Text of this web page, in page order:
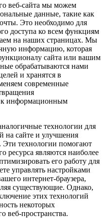
веб-сайта мы можем
данные, такие как
Это необходимо для
доступа ко всем функциям
на наших страницах. Мы
информацию, которая
сайта или вашим
обрабатываются нами
и хранятся в
современные
к информационным
технологии для
на сайте и улучшения
Эти технологии помогают
ресурса являются наиболее
его работу для
управлять настройками
интернет-браузера,
существующие. Однако,
этих технологий
некоторых
веб-пространства.